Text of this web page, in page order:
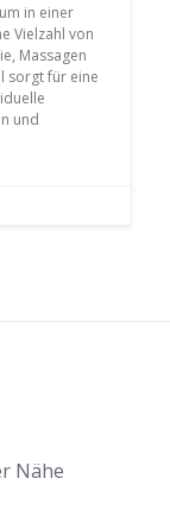
in einer
Vielzahl von
Massagen
sorgt für eine
und
Nähe